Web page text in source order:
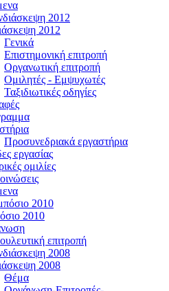
2012
2012
Γενικά
Επιστημονική επιτροπή
Οργανωτική επιτροπή
Ομιλητές - Εμψυχωτές
Ταξιδιωτικές οδηγίες
Προσυνεδριακά εργαστήρια
εργασίας
ομιλίες
2010
2010
επιτροπή
2008
2008
Θέμα